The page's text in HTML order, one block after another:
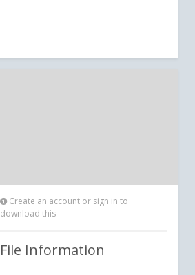
Create an account or sign in to
download this
File Information